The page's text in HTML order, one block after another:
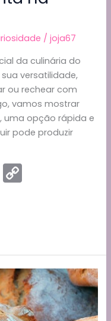
/joja67
da culinária do
versatilidade,
ou rechear com
vamos mostrar
uma opção rápida e
pode produzir
W
h
Li
n
k